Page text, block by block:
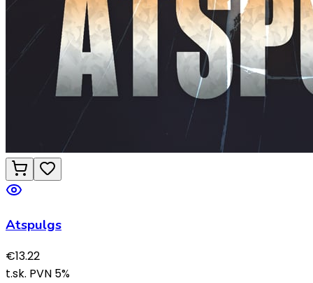
Atspulgs
€13.22
t.sk. PVN 5%